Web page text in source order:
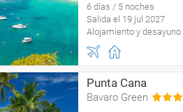
6 días / 5 noches
Salida el 19 jul 2027
Alojamiento y desayuno
Punta Cana
Bavaro Green